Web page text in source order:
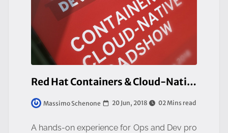
Red Hat Containers & Cloud-Native Roadshow Italia - Prima parte
Massimo Schenone 20 Jun, 2018 02 Mins read
A hands-on experience for Ops and Dev pro